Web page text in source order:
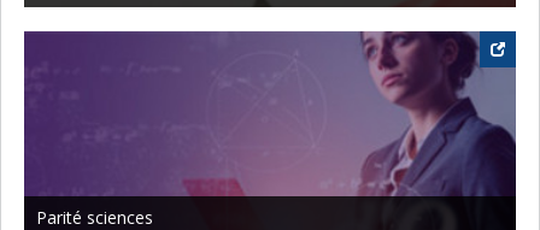
Parité sciences